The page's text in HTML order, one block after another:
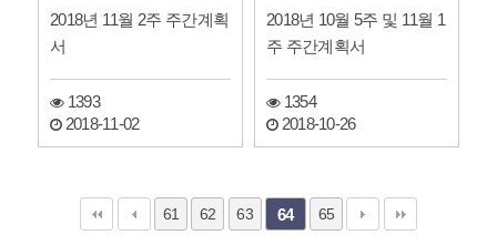
2018년 11월 2주 주간계획
서
1393
2018-11-02
2018년 10월 5주 및 11월 1
주 주간계획서
1354
2018-10-26
61 62 63 64 65